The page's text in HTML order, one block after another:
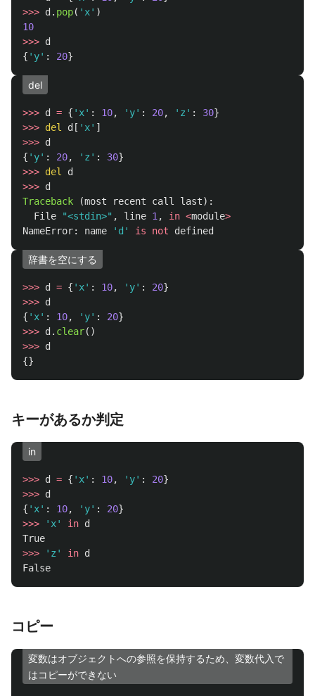
>>> d . pop( ' x' )
10
>>> d
{ ' y' : 20}
del
>>> d = { ' x' : 10, ' y' : 20, ' z ' : 30}
>>> del d [ ' x' ]
>>> d
{ ' y' : 20, ' z ' : 30}
>>> del
d
>>> d
Traceback
(most recent call last):
File
"<stdin>" , line 1 , in <module>
NameError: name ' d ' is not defined
辞書を空にする
>>> d = { ' x' : 10, ' y' : 20}
>>> d
{ ' x' : 10, ' y' : 20}
>>> d . clear()
>>> d
{}
キーがあるか判定
in
>>> d = { ' x' : 10, ' y' : 20}
>>> d
{ ' x' : 10, ' y' : 20}
>>>
' x' in d
True
>>>
' z ' in d
False
コピー
変数はオブジェクトへの参照を保持するため、変数代入で
はコピーができない